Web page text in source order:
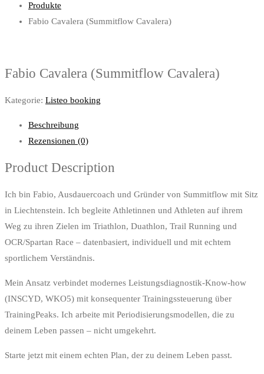
Produkte
Fabio Cavalera (Summitflow Cavalera)
Fabio Cavalera (Summitflow Cavalera)
Kategorie: Listeo booking
Beschreibung
Rezensionen (0)
Product Description
Ich bin Fabio, Ausdauercoach und Gründer von Summitflow mit Sitz
in Liechtenstein. Ich begleite Athletinnen und Athleten auf ihrem
Weg zu ihren Zielen im Triathlon, Duathlon, Trail Running und
OCR/Spartan Race – datenbasiert, individuell und mit echtem
sportlichem Verständnis.
Mein Ansatz verbindet modernes Leistungsdiagnostik-Know-how
(INSCYD, WKO5) mit konsequenter Trainingssteuerung über
TrainingPeaks. Ich arbeite mit Periodisierungsmodellen, die zu
deinem Leben passen – nicht umgekehrt.
Starte jetzt mit einem echten Plan, der zu deinem Leben passt.